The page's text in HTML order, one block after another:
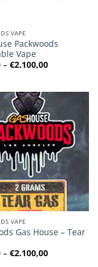
VAPE
Packwoods
Vape
– €2.100,00
VAPE
Gas House – Tear
– €2.100,00
€150,00